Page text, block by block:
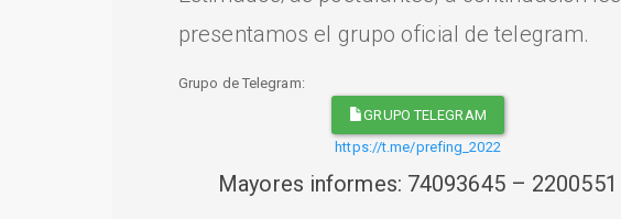
presentamos el grupo oficial de telegram.
Grupo de Telegram:
GRUPO TELEGRAM
https://t.me/prefing_2022
Mayores informes: 74093645 – 2200551